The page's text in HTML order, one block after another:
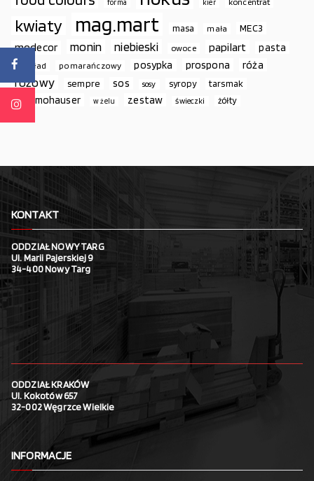
forma kier
kwiaty mag.mart masa mała MEC3
modecor monin niebieski owoce papilart pasta
podkład pomarańczowy posypka prospona róża
różowy sempre sos sosy syropy tarsmak
thermohauser w żelu zestaw świeczki żółty
KONTAKT
ODDZIAŁ NOWY TARG
Ul. Marii Pajerskiej 9
34-400 Nowy Targ
ODDZIAŁ KRAKÓW
Ul. Kokotów 657
32-002 Węgrzce Wielkie
INFORMACJE